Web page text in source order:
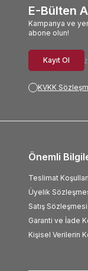
E-Bülten
Kampanya ve
abone olun!
Kayıt Ol
KVKK
Önemli
Teslimat Koşulları
Üyelik
Satış Sözleşmesi
Garanti ve İade
Kişisel Verilerin